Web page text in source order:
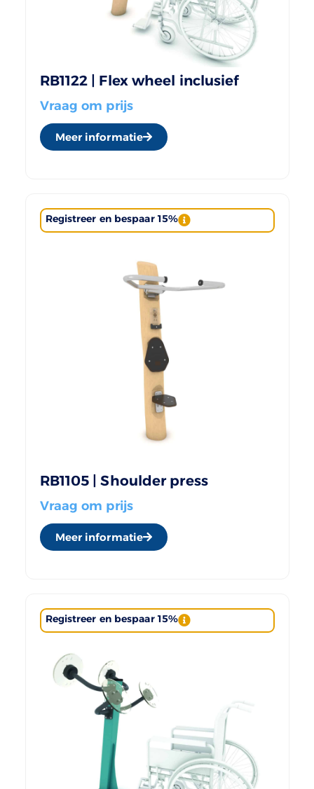
RB1122 | Flex wheel inclusief
Vraag om prijs
Meer informatie
Registreer en bespaar 15%
RB1105 | Shoulder press
Vraag om prijs
Meer informatie
Registreer en bespaar 15%